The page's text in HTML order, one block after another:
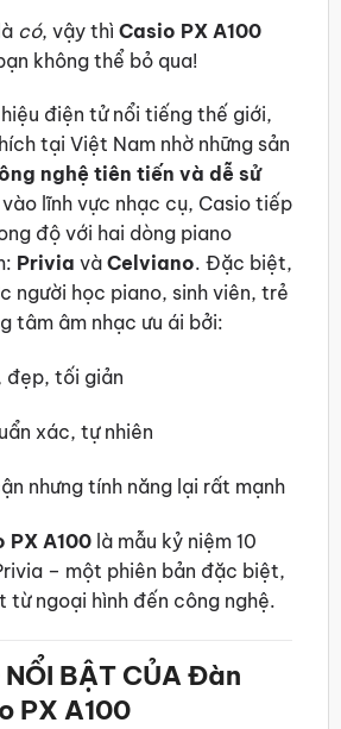
có, vậy thì Casio PX A100
không thể bỏ qua!
điện tử nổi tiếng thế giới,
tại Việt Nam nhờ những sản
nghệ tiên tiến và dễ sử
lĩnh vực nhạc cụ, Casio tiếp
độ với hai dòng piano
Privia và Celviano. Đặc biệt,
người học piano, sinh viên, trẻ
tâm âm nhạc ưu ái bởi:
đẹp, tối giản
xác, tự nhiên
nhưng tính năng lại rất mạnh
PX A100là mẫu kỷ niệm 10
– một phiên bản đặc biệt,
từ ngoại hình đến công nghệ.
NỔI BẬT CỦA Đàn
PX A100